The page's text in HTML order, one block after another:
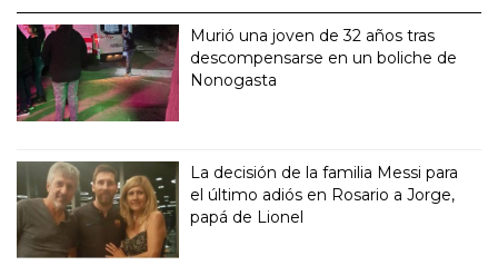
Murió una joven de 32 años tras
descompensarse en un boliche de
Nonogasta
La decisión de la familia Messi para
el último adiós en Rosario a Jorge,
papá de Lionel